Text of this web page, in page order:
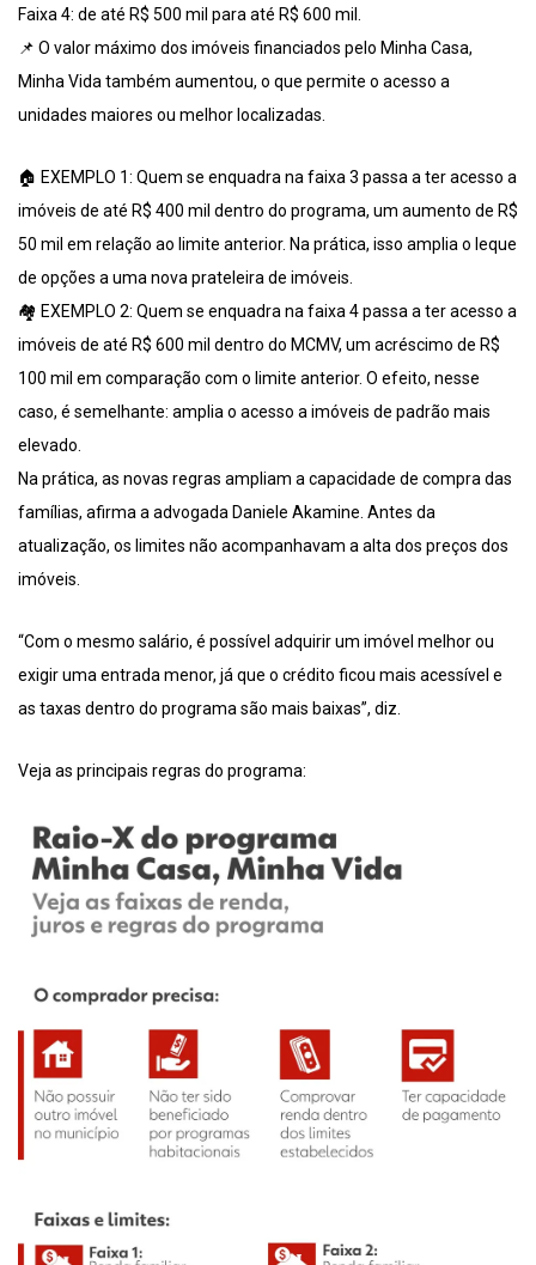
Faixa 4: de até R$ 500 mil para até R$ 600 mil.
📌 O valor máximo dos imóveis financiados pelo Minha Casa,
Minha Vida também aumentou, o que permite o acesso a
unidades maiores ou melhor localizadas.
🏠 EXEMPLO 1: Quem se enquadra na faixa 3 passa a ter acesso a
imóveis de até R$ 400 mil dentro do programa, um aumento de R$
50 mil em relação ao limite anterior. Na prática, isso amplia o leque
de opções a uma nova prateleira de imóveis.
🏘️ EXEMPLO 2: Quem se enquadra na faixa 4 passa a ter acesso a
imóveis de até R$ 600 mil dentro do MCMV, um acréscimo de R$
100 mil em comparação com o limite anterior. O efeito, nesse
caso, é semelhante: amplia o acesso a imóveis de padrão mais
elevado.
Na prática, as novas regras ampliam a capacidade de compra das
famílias, afirma a advogada Daniele Akamine. Antes da
atualização, os limites não acompanhavam a alta dos preços dos
imóveis.
“Com o mesmo salário, é possível adquirir um imóvel melhor ou
exigir uma entrada menor, já que o crédito ficou mais acessível e
as taxas dentro do programa são mais baixas”, diz.
Veja as principais regras do programa: